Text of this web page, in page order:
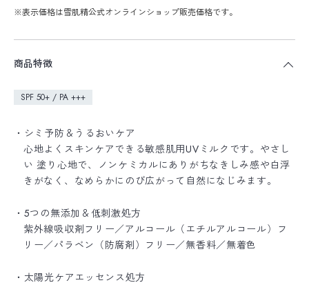
※表示価格は雪肌精公式オンラインショップ販売価格です。
商品特徴
SPF 50+ / PA +++
・シミ予防＆うるおいケア
心地よくスキンケアできる敏感肌用UVミルクです。やさし
い 塗り心地で、ノンケミカルにありがちなきしみ感や白浮
きがなく、なめらかにのび広がって自然になじみます。
・5つの無添加＆低刺激処方
紫外線吸収剤フリー／アルコール（エチルアルコール）フ
リー／パラベン（防腐剤）フリー／無香料／無着色
・太陽光ケアエッセンス処方